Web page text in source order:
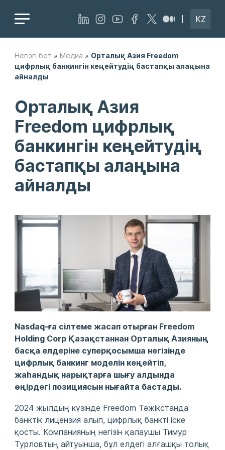
KZ
Негізгі бет » Медиа » Орталық Азия Freedom
цифрлық банкингін кеңейтудің бастапқы алаңына
айналды
Орталық Азия
Freedom цифрлық
банкингін кеңейтудің
бастапқы алаңына
айналды
Nasdaq-ға сілтеме жасап отырған Freedom
Holding Corp Қазақстаннан Орталық Азияның
басқа елдеріне суперқосымша негізінде
цифрлық банкинг моделін кеңейтіп,
жаһандық нарықтарға шығу алдында
өңірдегі позициясын нығайта бастады.
2024 жылдың күзінде Freedom Тәжікстанда
банктік лицензия алып, цифрлық банкті іске
қосты. Компанияның негізін қалаушы Тимур
Турловтың айтуынша, бұл елдегі алғашқы толық